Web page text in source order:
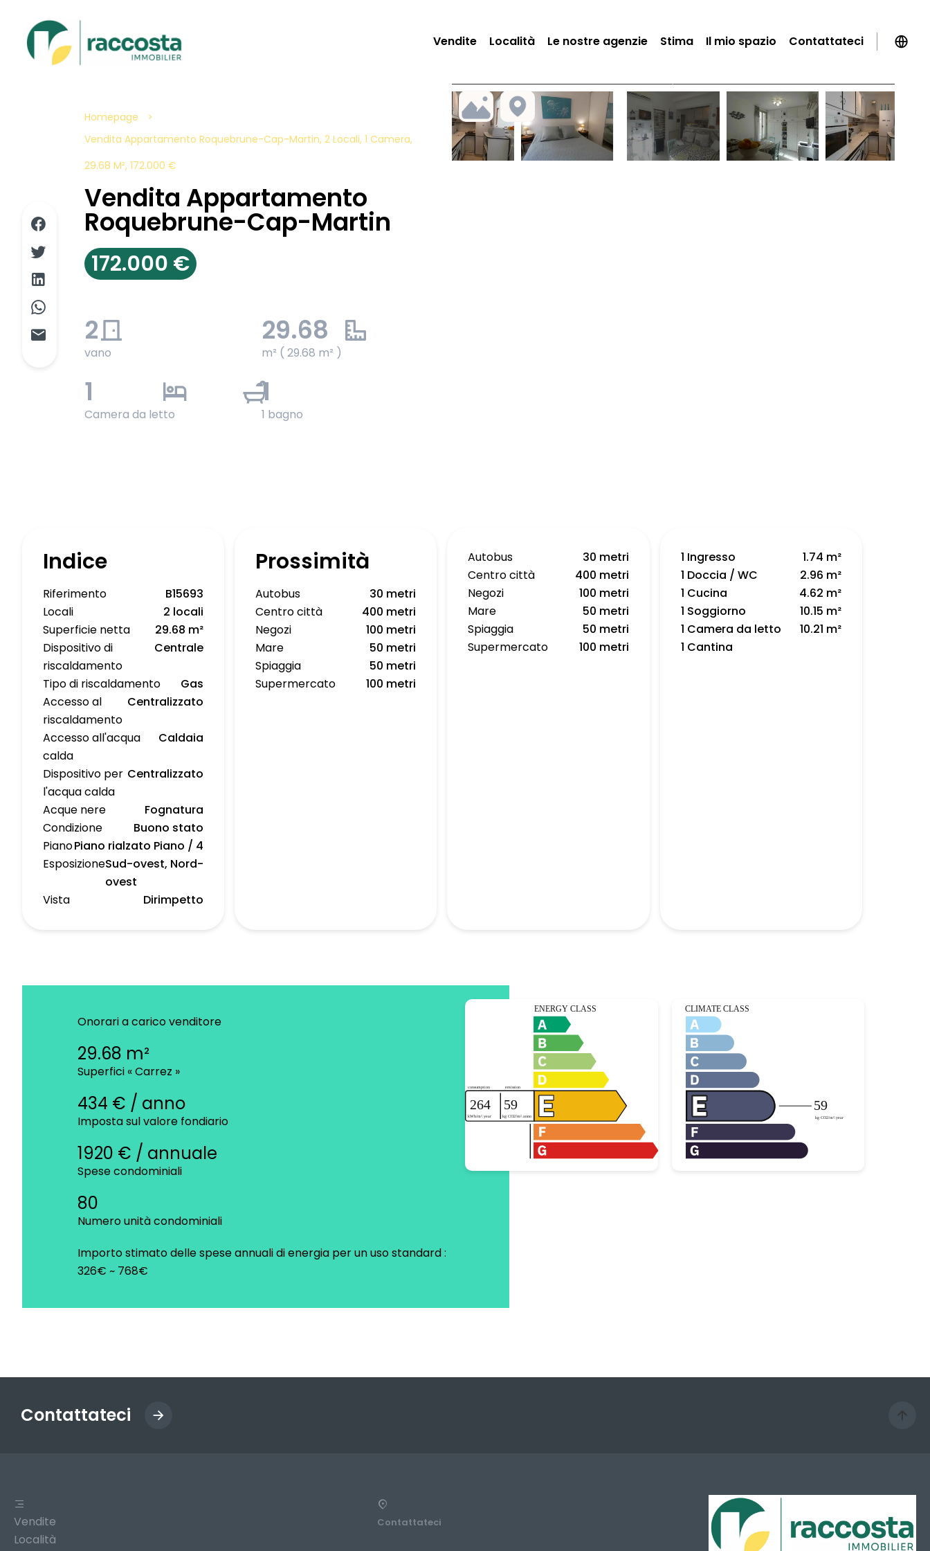
Vendite Località Le nostre agenzie Stima Il mio spazio Contattateci
Homepage
Vendita Appartamento Roquebrune-Cap-Martin, 2 Locali, 1 Camera,
29.68 M², 172.000 €
Vendita Appartamento
Roquebrune-Cap-Martin
172.000 €
2
vano
29.68
m² ( 29.68 m² )
1
Camera da letto
1
1 bagno
Indice
Riferimento
B15693
Locali
2 locali
Superficie netta
29.68 m²
Dispositivo di
riscaldamento
Centrale
Tipo di riscaldamento
Gas
Accesso al
riscaldamento
Centralizzato
Accesso all'acqua
calda
Caldaia
Dispositivo per
l'acqua calda
Centralizzato
Acque nere
Fognatura
Condizione
Buono stato
PianoPiano rialzato Piano / 4
EsposizioneSud-ovest, Nord-
ovest
Vista
Dirimpetto
Prossimità
Autobus
30 metri
Centro città
400 metri
Negozi
100 metri
Mare
50 metri
Spiaggia
50 metri
Supermercato
100 metri
Autobus
30 metri
Centro città
400 metri
Negozi
100 metri
Mare
50 metri
Spiaggia
50 metri
Supermercato
100 metri
1 Ingresso
1.74 m²
1 Doccia / WC
2.96 m²
1 Cucina
4.62 m²
1 Soggiorno
10.15 m²
1 Camera da letto
10.21 m²
1 Cantina
Onorari a carico venditore
29.68 m²
Superfici « Carrez »
434 € / anno
Imposta sul valore fondiario
1920 € / annuale
Spese condominiali
80
Numero unità condominiali
Importo stimato delle spese annuali di energia per un uso standard :
326€ ~ 768€
Contattateci
Vendite
Località
Contattateci